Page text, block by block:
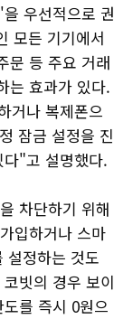
우선적으로 권
모든 기기에서
문 등 주요 거래
는 효과가 있다.
거나 복제폰으
잠금 설정을 진
"고 설명했다.
차단하기 위해
입하거나 스마
설정하는 것도
빗의 경우 보이
를 즉시 0원으